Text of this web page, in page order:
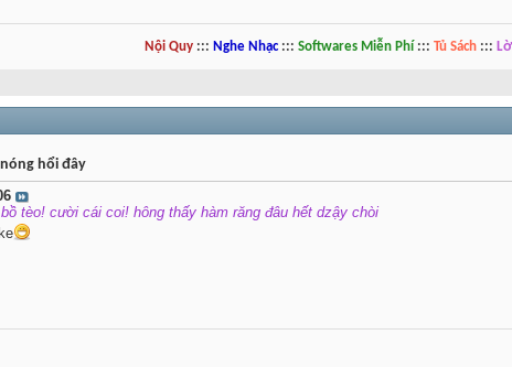
Nội Quy::: Nghe Nhạc::: Softwares Miễn Phí::: Tủ Sách:::
hổi đây
tèo! cười cái coi! hông thấy hàm răng đâu hết dzậy chòi